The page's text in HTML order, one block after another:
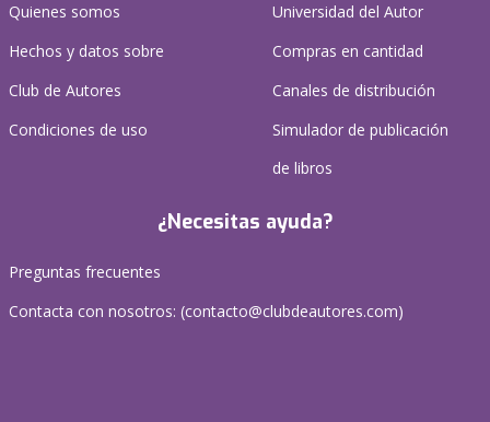
Quienes somos
Hechos y datos sobre
Club de Autores
Condiciones de uso
Universidad del Autor
Compras en cantidad
Canales de distribución
Simulador de publicación
de libros
¿Necesitas ayuda?
Preguntas frecuentes
Contacta con nosotros: (contacto@clubdeautores.com)